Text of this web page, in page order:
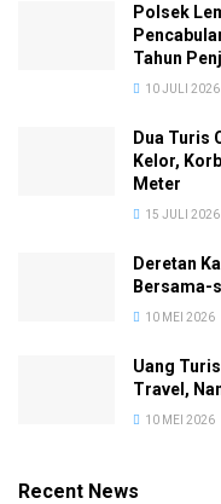
Polsek
Tahun
10 JULI 2026
Dua Turis
Kelor,
Meter
15 JULI 2026
Deretan
Bersama-
10 MEI 2026
Uang
Travel,
10 MEI 2026
Recent News